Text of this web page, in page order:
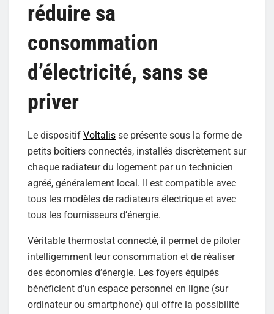
réduire sa
consommation
d’électricité, sans se
priver
Le dispositif Voltalis se présente sous la forme de
petits boîtiers connectés, installés discrètement sur
chaque radiateur du logement par un technicien
agréé, généralement local. Il est compatible avec
tous les modèles de radiateurs électrique et avec
tous les fournisseurs d’énergie.
Véritable thermostat connecté, il permet de piloter
intelligemment leur consommation et de réaliser
des économies d’énergie. Les foyers équipés
bénéficient d’un espace personnel en ligne (sur
ordinateur ou smartphone) qui offre la possibilité